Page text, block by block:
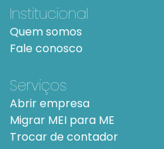
Institucional
Quem somos
Fale conosco
Serviços
Abrir empresa
Migrar MEI para ME
Trocar de contador